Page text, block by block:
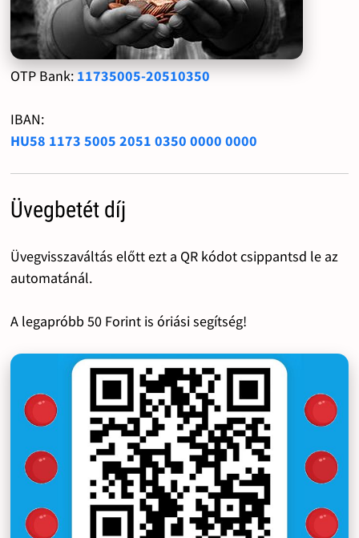
OTP Bank: 11735005-20510350
IBAN:
HU58 1173 5005 2051 0350 0000 0000
Üvegbetét díj
Üvegvisszaváltás előtt ezt a QR kódot csippantsd le az
automatánál.
A legapróbb 50 Forint is óriási segítség!